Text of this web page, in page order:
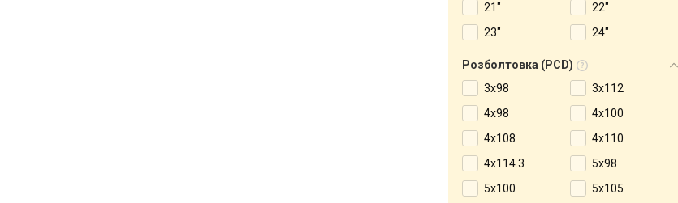
21"
22"
23"
24"
Розболтовка (PCD)
3x98
3x112
4x98
4x100
4x108
4x110
4x114.3
5x98
5x100
5x105